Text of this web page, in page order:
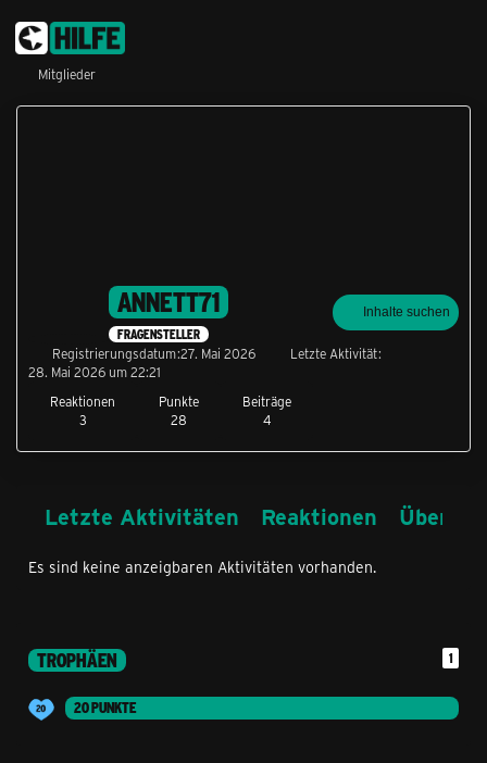
Mitglieder
ANNETT71
FRAGENSTELLER
Reaktionen
3
Punkte
28
Beiträge
4
Inhalte suchen
Registrierungsdatum 27. Mai 2026
Letzte Aktivität
28. Mai 2026 um 22:21
Letzte Aktivitäten Reaktionen Über
Es sind keine anzeigbaren Aktivitäten vorhanden.
TROPHÄEN 1
20 PUNKTE